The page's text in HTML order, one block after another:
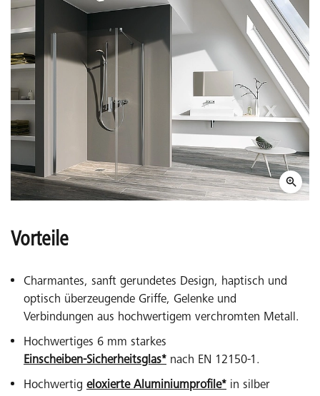
Vorteile
Charmantes, sanft gerundetes Design, haptisch und
optisch überzeugende Griffe, Gelenke und
Verbindungen aus hochwertigem verchromten Metall.
Hochwertiges 6 mm starkes
Einscheiben-Sicherheitsglas* nach EN 12150-1.
Hochwertig eloxierte Aluminiumprofile* in silber